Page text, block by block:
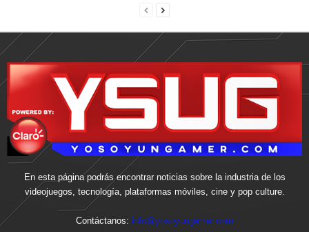
En esta página podrás encontrar noticias sobre la industria de los
videojuegos, tecnología, plataformas móviles, cine y pop culture.
Contáctanos: info@yosoyungamer.com